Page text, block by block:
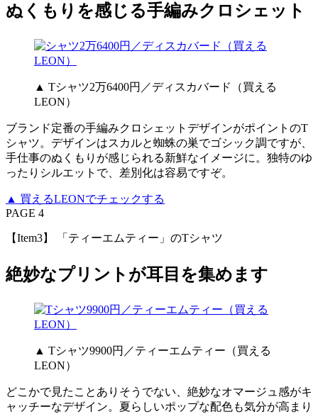
ぬくもりを感じる手編みクロシェット
▲ Tシャツ2万6400円／ディスカバード（買える
LEON）
ブランド定番の⼿編みクロシェットデザインがポイントのT
シャツ。デザインはスカルと蜘蛛の巣でゴシック調ですが、
手仕事のぬくもりが感じられる新鮮なイメージに。独特のゆ
ったりシルエットで、差別化は容易ですぞ。
▲ 買えるLEONでチェックする
PAGE 4
【Item3】 「ティーエムティー」のTシャツ
絶妙なプリントが耳目を集めます
▲ Tシャツ9900円／ティーエムティー（買える
LEON）
どこかで見たことありそうでない、絶妙なオマージュ感がキ
ャッチーなデザイン。夏らしいポップな配色も気分が高まり